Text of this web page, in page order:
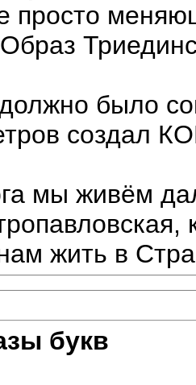
было
создал
мы живём
жить в
букв